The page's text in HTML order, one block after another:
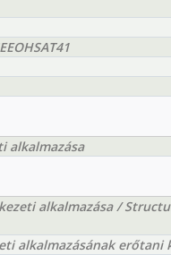
alkalmazása
alkalmazása /
alkalmazásának erőtani